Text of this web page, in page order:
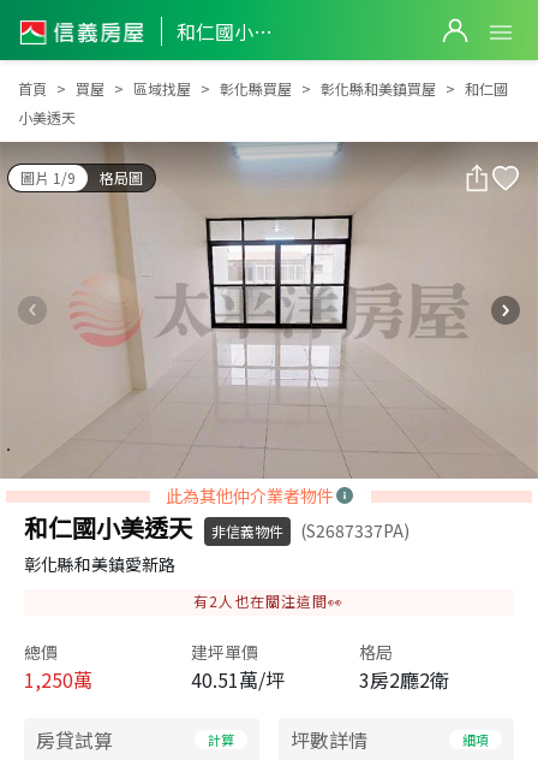
和仁國小美透天
和仁國小美透天
首頁 買屋 區域找屋 彰化縣買屋 彰化縣和美鎮買屋
和仁國
小美透天
圖片 1/9 格局圖
此為其他仲介業者物件
和仁國小美透天 非信義物件
(S2687337PA)
彰化縣和美鎮愛新路
有2 人也在關注這間👀
總價
1,250萬
建坪單價
40.51萬/坪
格局
3房2廳2衛
房貸試算 計算 坪數詳情 細項